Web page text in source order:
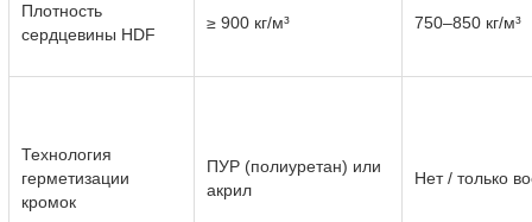
Плотность
сердцевины HDF
≥ 900 кг/м³ 750–850 кг/м³
Технология
герметизации
кромок
ПУР (полиуретан) или
акрил
Нет / только